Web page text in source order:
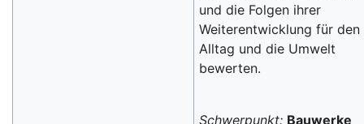
und die Folgen ihrer
Weiterentwicklung für den
Alltag und die Umwelt
bewerten.
Schwerpunkt: Bauwerke